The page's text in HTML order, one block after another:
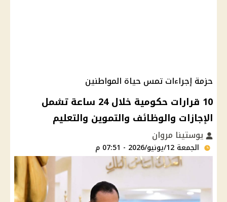
حزمة إجراءات تمس حياة المواطنين
10 قرارات حكومية خلال 24 ساعة تشمل
الإجازات والوظائف والتموين والتعليم
يوستينا مروان
الجمعة 12/يونيو/2026 - 07:51 م